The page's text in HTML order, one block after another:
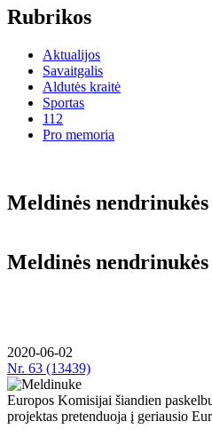
Rubrikos
Aktualijos
Savaitgalis
Aldutės kraitė
Sportas
112
Pro memoria
Meldinės
Meldinės
2020-06-02
Nr. 63 (13439)
Europos Komisijai šiandien
projektas pretenduoja į geriausio